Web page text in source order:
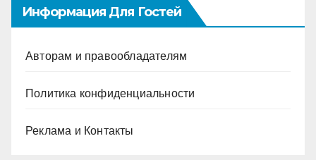
Информация Для Гостей
Авторам и правообладателям
Политика конфиденциальности
Реклама и Контакты